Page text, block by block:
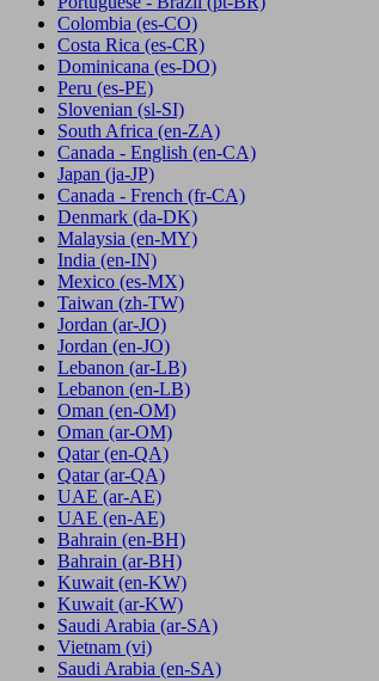
Colombia (es-CO)
Costa Rica (es-CR)
Dominicana (es-DO)
Peru (es-PE)
Slovenian (sl-SI)
South Africa (en-ZA)
Canada - English (en-CA)
Japan (ja-JP)
Canada - French (fr-CA)
Denmark (da-DK)
Malaysia (en-MY)
India (en-IN)
Mexico (es-MX)
Taiwan (zh-TW)
Jordan (ar-JO)
Jordan (en-JO)
Lebanon (ar-LB)
Lebanon (en-LB)
Oman (en-OM)
Oman (ar-OM)
Qatar (en-QA)
Qatar (ar-QA)
UAE (ar-AE)
UAE (en-AE)
Bahrain (en-BH)
Bahrain (ar-BH)
Kuwait (en-KW)
Kuwait (ar-KW)
Saudi Arabia (ar-SA)
Vietnam (vi)
Saudi Arabia (en-SA)